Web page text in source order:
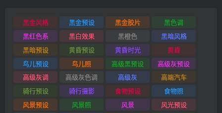
黑金风格 黑金预设 黑金胶片
黑色调
黑红色系
黑白效果 黑橙色
黑暗风格
黑暗预设
黄昏预设 黄昏时光
黄昏
鸟儿预设
鸟儿照 高级黑预设
高级灰预设
高级灰调
高级灰色调 高级灰
高端汽车
骑行预设
骑行摄影 食物预设
食物照
风景预设
风景照 风景
风光预设